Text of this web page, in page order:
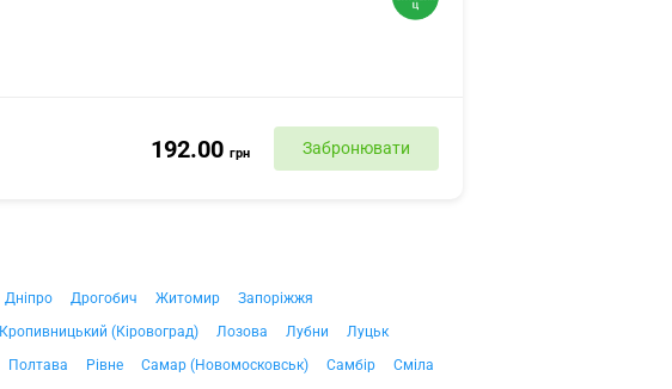
192.00 грн Забронювати
Дніпро Дрогобич Житомир
Запоріжжя
Кропивницький (Кіровоград) Лозова Лубни
Луцьк
Полтава Рівне Самар (Новомосковськ) Самбір
Сміла